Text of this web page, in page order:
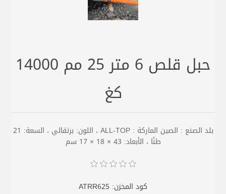
حبل قلص 6 متر 25 مم 14000
كغ
بلد الصنع : الصين الماركة : ALL-TOP ، اللون: برتقالي ، السعة: 21
طنًا ، الأبعاد: 43 × 18 × 17 سم
كود المخزن: ATRR625